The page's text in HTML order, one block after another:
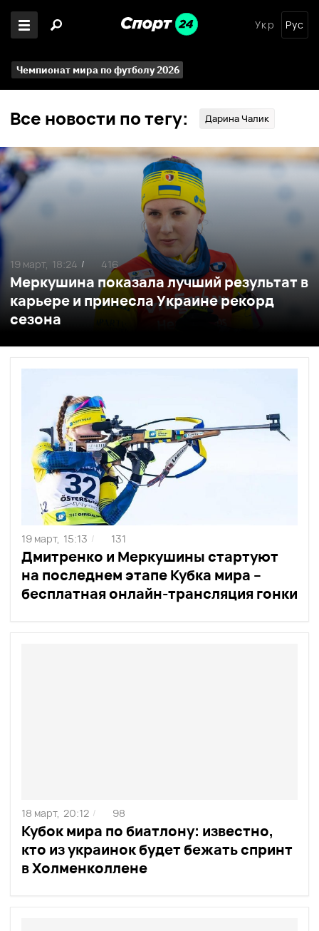
Укр Рус
Чемпионат мира по футболу 2026
Все новости по тегу: Дарина Чалик
Меркушина показала лучший результат в
карьере и принесла Украине рекорд
сезона
19 март, 18:24 / 416
Дмитренко и Меркушины стартуют
на последнем этапе Кубка мира –
бесплатная онлайн-трансляция гонки
19 март, 15:13 / 131
Кубок мира по биатлону: известно,
кто из украинок будет бежать спринт
в Холменколлене
18 март, 20:12 / 98